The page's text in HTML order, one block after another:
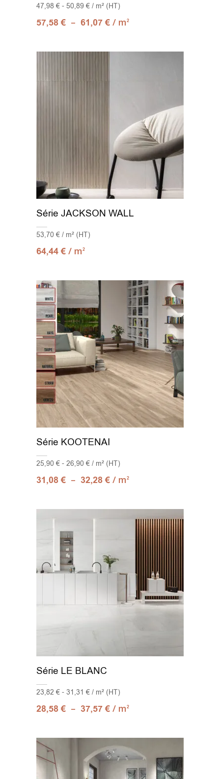
47,98 € - 50,89 € / m² (HT)
57,58€ – 61,07€ / m2
Série JACKSON WALL
53,70 € / m² (HT)
64,44€ / m2
Série KOOTENAI
25,90 € - 26,90 € / m² (HT)
31,08€ – 32,28€ / m2
Série LE BLANC
23,82 € - 31,31 € / m² (HT)
28,58€ – 37,57€ / m2